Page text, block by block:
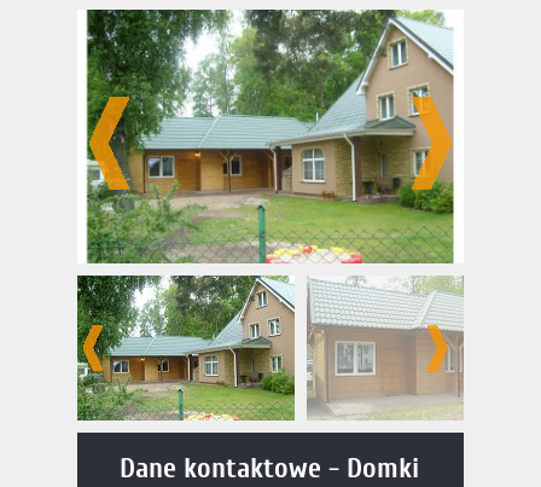
letniskowe 'Brzozowy zakątek'
Dane kontaktowe - Domki